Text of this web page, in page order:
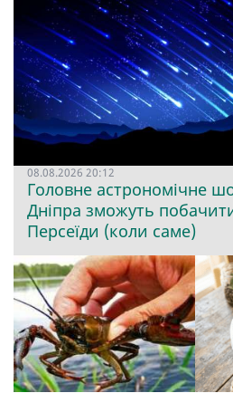
08.08.2026 20:12
Головне астрономічне
Дніпра зможуть
Персеїди (коли саме)